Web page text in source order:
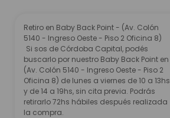
Retiro en Baby Back Point - (Av. Colón
5140 - Ingreso Oeste - Piso 2 Oficina 8)
Si sos de Córdoba Capital, podés
buscarlo por nuestro Baby Back Point en
(Av. Colón 5140 - Ingreso Oeste - Piso 2
Oficina 8) de lunes a viernes de 10 a 13hs
y de 14 a 19hs, sin cita previa. Podrás
retirarlo 72hs hábiles después realizada
la compra.